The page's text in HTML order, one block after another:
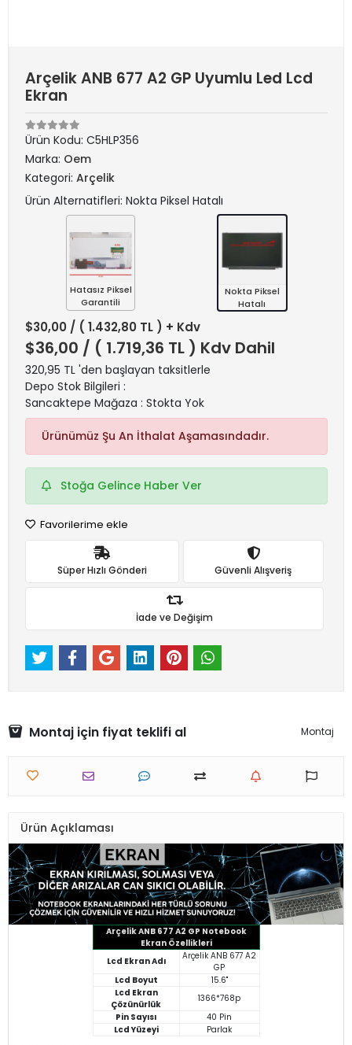
Arçelik ANB 677 A2 GP Uyumlu Led Lcd
Ekran
Ürün Kodu: C5HLP356
Marka: Oem
Kategori: Arçelik
Ürün Alternatifleri: Nokta Piksel Hatalı
Hatasız Piksel
Garantili
Nokta Piksel
Hatalı
$30,00 / ( 1.432,80 TL ) + Kdv
$36,00 / ( 1.719,36 TL ) Kdv Dahil
320,95 TL 'den başlayan taksitlerle
Depo Stok Bilgileri :
Sancaktepe Mağaza : Stokta Yok
Ürünümüz Şu An İthalat Aşamasındadır.
Stoğa Gelince Haber Ver
Favorilerime ekle
Süper Hızlı Gönderi Güvenli Alışveriş
İade ve Değişim
Montaj için fiyat teklifi al Montaj
Ürün Açıklaması
Arçelik ANB 677 A2 GP Notebook
Ekran Özellikleri
Lcd Ekran Adı
Arçelik ANB 677 A2
GP
Lcd Boyut
15.6"
Lcd Ekran
Çözünürlük
1366*768p
Pin Sayısı
40 Pin
Lcd Yüzeyi
Parlak